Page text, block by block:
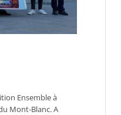
Ensemble à
Mont-Blanc. A